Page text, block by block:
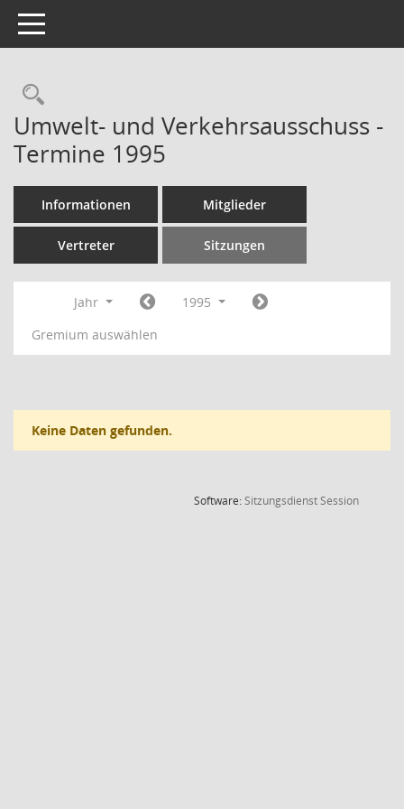
Toggle navigation
Rechercheauswahl
Umwelt- und Verkehrsausschuss -
Termine 1995
Informationen Mitglieder
Vertreter Sitzungen
Jahr
1995
Gremium auswählen
Keine Daten gefunden.
Software:SitzungsdienstSession(Wird in